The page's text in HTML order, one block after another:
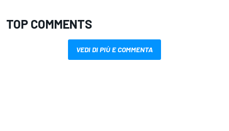
TOP COMMENTS
VEDI DI PIÙ E COMMENTA